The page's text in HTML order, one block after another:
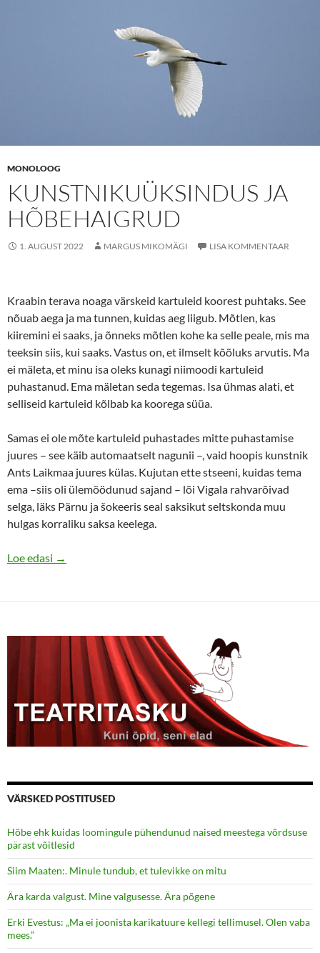
MONOLOOG
KUNSTNIKUÜKSINDUS JA
HÕBEHAIGRUD
1. AUGUST 2022 MARGUS MIKOMÄGI LISA KOMMENTAAR
Kraabin terava noaga värskeid kartuleid koorest puhtaks. See
nõuab aega ja ma tunnen, kuidas aeg liigub. Mõtlen, kas
kiiremini ei saaks, ja õnneks mõtlen kohe ka selle peale, mis ma
teeksin siis, kui saaks. Vastus on, et ilmselt kõõluks arvutis. Ma
ei mäleta, et minu isa oleks kunagi niimoodi kartuleid
puhastanud. Ema mäletan seda tegemas. Isa ühmas alati, et
selliseid kartuleid kõlbab ka koorega süüa.
Samas ei ole mõte kartuleid puhastades mitte puhastamise
juures – see käib automaatselt nagunii –, vaid hoopis kunstnik
Ants Laikmaa juures külas. Kujutan ette stseeni, kuidas tema
ema –siis oli ülemöödunud sajand – lõi Vigala rahvarõivad
selga, läks Pärnu ja šokeeris seal saksikut seltskonda muu
hulgas korraliku saksa keelega.
Loe edasi Kunstnikuüksindus ja hõbehaigrud
→
VÄRSKED POSTITUSED
Hõbe ehk kuidas loomingule pühendunud naised meestega võrdsuse
pärast võitlesid
Siim Maaten:. Minule tundub, et tulevikke on mitu
Ära karda valgust. Mine valgusesse. Ära põgene
Erki Evestus: „Ma ei joonista karikatuure kellegi tellimusel. Olen vaba
mees.”